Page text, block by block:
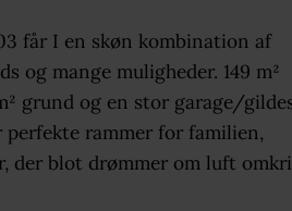
får I en skøn kombination af
og mange muligheder. 149 m²
grund og en stor garage/
perfekte rammer for familien,
der blot drømmer om luft